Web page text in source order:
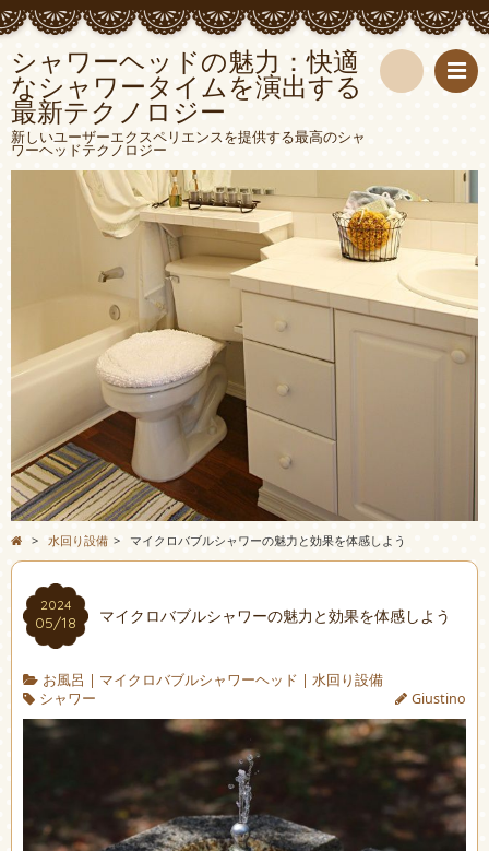
シャワーヘッドの魅力：快適
なシャワータイムを演出する
最新テクノロジー
新しいユーザーエクスペリエンスを提供する最高のシャ
ワーヘッドテクノロジー
> 水回り設備 > マイクロバブルシャワーの魅力と効果を体感しよう
2024
05/18 マイクロバブルシャワーの魅力と効果を体感しよう
お風呂 | マイクロバブルシャワーヘッド | 水回り設備
シャワー
Giustino